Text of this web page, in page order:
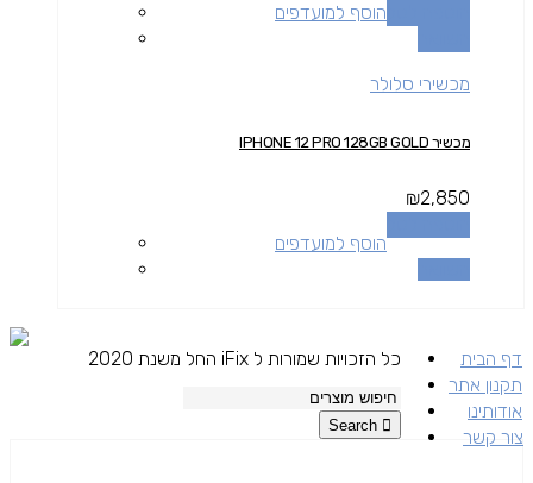
הוסף למועדפים
מכשירי סלולר
מכשיר IPHONE 12 PRO 128GB GOLD
₪2,850
הוסף למועדפים
דף הבית
תקנון אתר
אודותינו
צור קשר
כל הזכויות שמורות ל iFix החל משנת 2020
Search